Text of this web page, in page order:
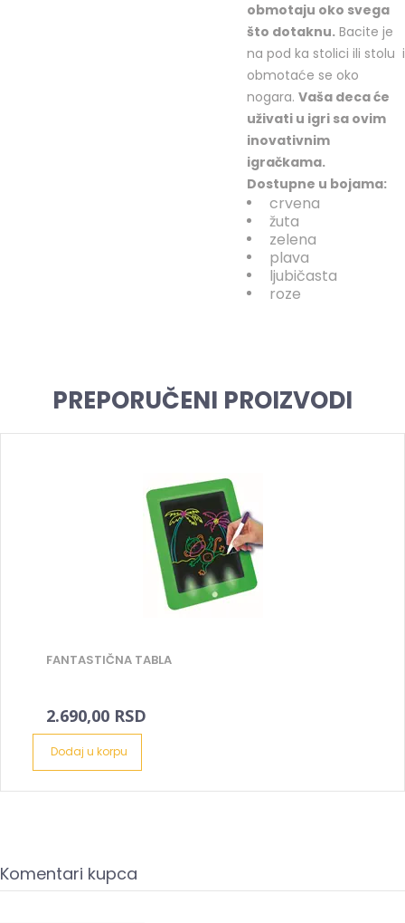
obmotaju oko svega
što dotaknu. Bacite je
na pod ka stolici ili stolu i
obmotaće se oko
nogara. Vaša deca će
uživati u igri sa ovim
inovativnim
igračkama.
Dostupne u bojama:
crvena
žuta
zelena
plava
ljubičasta
roze
PREPORUČENI PROIZVODI
FANTASTIČNA TABLA
2.690,00 RSD
Dodaj u korpu
Komentari kupca